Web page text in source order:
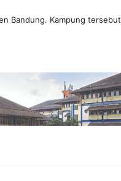
Bandung. Kampung tersebut